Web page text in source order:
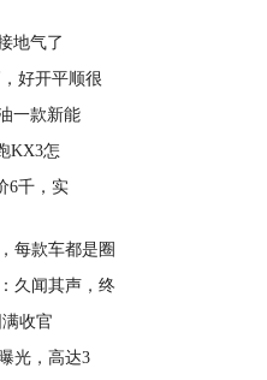
地气了
好开平顺很
一款新能
KX3怎
6千，实
每款车都是圈
久闻其声，终
收官
光，高达3